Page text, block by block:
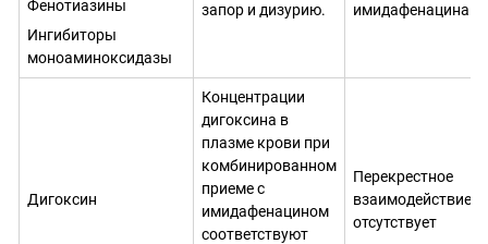
Фенотиазины
Ингибиторы
моноаминоксидазы
запор и дизурию. имидафенацина.
Дигоксин
Концентрации
дигоксина в
плазме крови при
комбинированном
приеме с
имидафенацином
соответствуют
Перекрестное
взаимодействие
отсутствует